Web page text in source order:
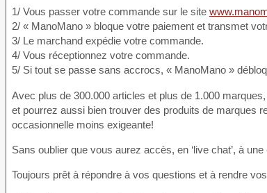
1/ Vous passer votre commande sur le site
2/ « ManoMano » bloque votre paiement et transmet
3/ Le marchand expédie votre commande.
4/ Vous réceptionnez votre commande.
5/ Si tout se passe sans accrocs, « ManoMano »
Avec plus de 300.000 articles et plus de 1.000
et pourrez aussi bien trouver des produits de marques
occasionnelle moins exigeante!
Sans oublier que vous aurez accès, en ‘live chat’, à
Toujours prêt à répondre à vos questions et à rendre